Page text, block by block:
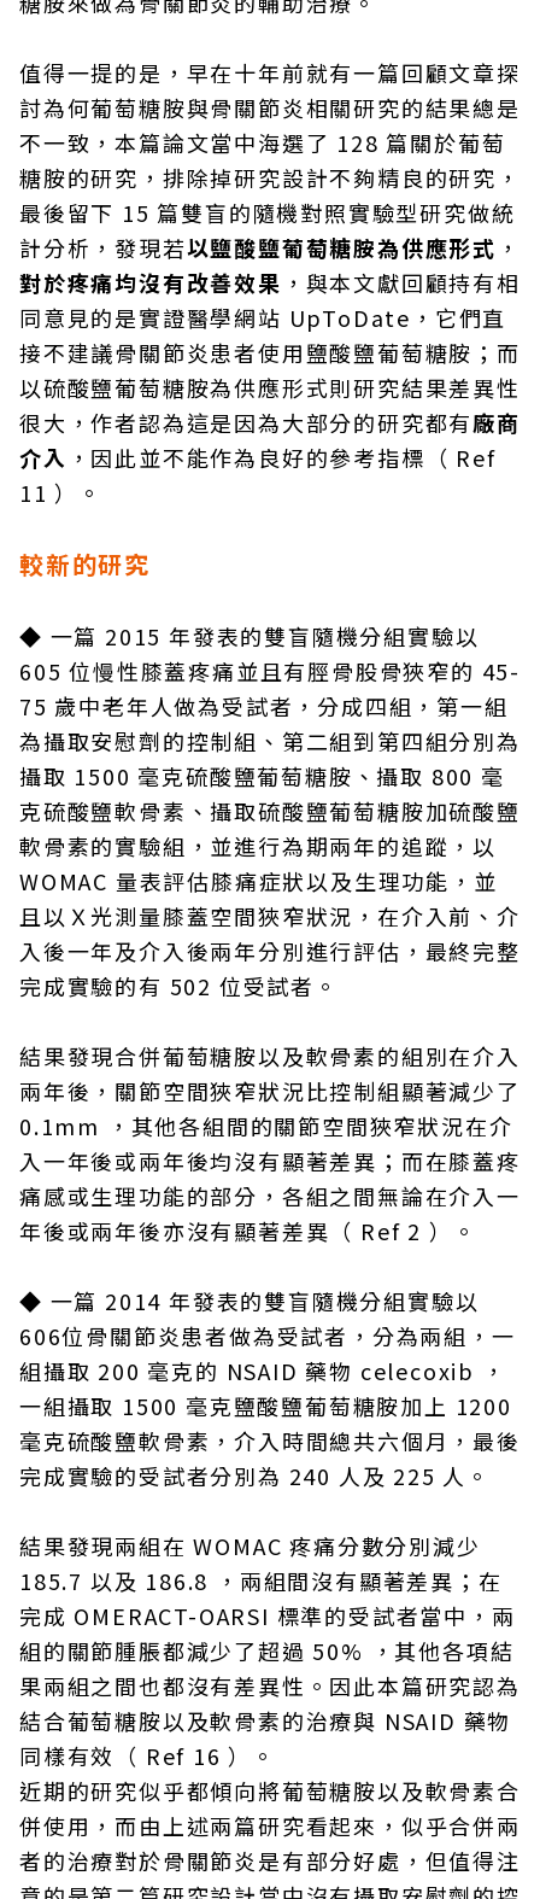
值得一提的是，早在十年前就有一篇回顧文章探
討為何葡萄糖胺與骨關節炎相關研究的結果總是
不一致，本篇論文當中海選了 128 篇關於葡萄
糖胺的研究，排除掉研究設計不夠精良的研究，
最後留下 15 篇雙盲的隨機對照實驗型研究做統
計分析，發現若以鹽酸鹽葡萄糖胺為供應形式 ，
對於疼痛均沒有改善效果 ，與本文獻回顧持有相
同意見的是實證醫學網站 UpToDate，它們直
接不建議骨關節炎患者使用鹽酸鹽葡萄糖胺；而
以硫酸鹽葡萄糖胺為供應形式則研究結果差異性
很大，作者認為這是因為大部分的研究都有廠商
介入 ，因此並不能作為良好的參考指標（ Ref
11 ）。
較新的研究
◆ 一篇 2015 年發表的雙盲隨機分組實驗以
605 位慢性膝蓋疼痛並且有脛骨股骨狹窄的 45-
75 歲中老年人做為受試者，分成四組，第一組
為攝取安慰劑的控制組、第二組到第四組分別為
攝取 1500 毫克硫酸鹽葡萄糖胺、攝取 800 毫
克硫酸鹽軟骨素、攝取硫酸鹽葡萄糖胺加硫酸鹽
軟骨素的實驗組，並進行為期兩年的追蹤，以
WOMAC 量表評估膝痛症狀以及生理功能，並
且以Ｘ光測量膝蓋空間狹窄狀況，在介入前、介
入後一年及介入後兩年分別進行評估，最終完整
完成實驗的有 502 位受試者。
結果發現合併葡萄糖胺以及軟骨素的組別在介入
兩年後，關節空間狹窄狀況比控制組顯著減少了
0.1mm ，其他各組間的關節空間狹窄狀況在介
入一年後或兩年後均沒有顯著差異；而在膝蓋疼
痛感或生理功能的部分，各組之間無論在介入一
年後或兩年後亦沒有顯著差異（ Ref 2 ）。
◆ 一篇 2014 年發表的雙盲隨機分組實驗以
606位骨關節炎患者做為受試者，分為兩組，一
組攝取 200 毫克的 NSAID 藥物 celecoxib ，
一組攝取 1500 毫克鹽酸鹽葡萄糖胺加上 1200
毫克硫酸鹽軟骨素，介入時間總共六個月，最後
完成實驗的受試者分別為 240 人及 225 人。
結果發現兩組在 WOMAC 疼痛分數分別減少
185.7 以及 186.8 ，兩組間沒有顯著差異；在
完成 OMERACT-OARSI 標準的受試者當中，兩
組的關節腫脹都減少了超過 50% ，其他各項結
果兩組之間也都沒有差異性。因此本篇研究認為
結合葡萄糖胺以及軟骨素的治療與 NSAID 藥物
同樣有效（ Ref 16 ）。
近期的研究似乎都傾向將葡萄糖胺以及軟骨素合
併使用，而由上述兩篇研究看起來，似乎合併兩
者的治療對於骨關節炎是有部分好處，但值得注